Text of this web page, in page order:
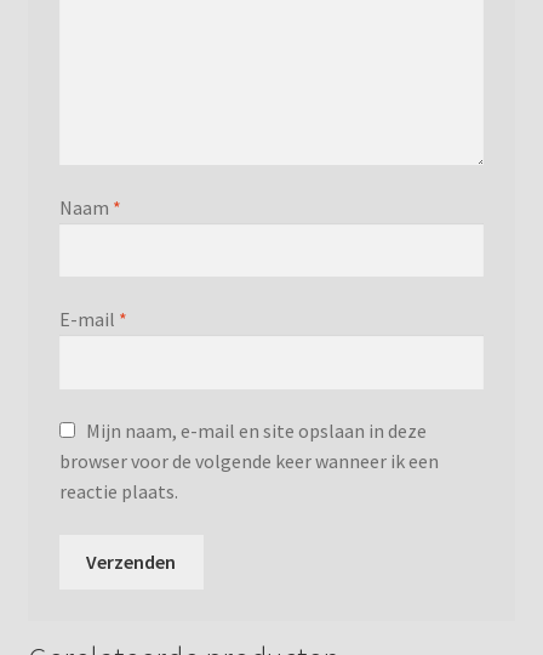
Naam *
E-mail *
Mijn naam, e-mail en site opslaan in deze
browser voor de volgende keer wanneer ik een
reactie plaats.